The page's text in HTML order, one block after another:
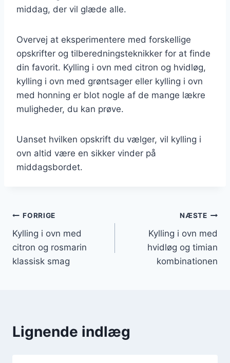
middag, der vil glæde alle.
Overvej at eksperimentere med forskellige
opskrifter og tilberedningsteknikker for at finde
din favorit. Kylling i ovn med citron og hvidløg,
kylling i ovn med grøntsager eller kylling i ovn
med honning er blot nogle af de mange lækre
muligheder, du kan prøve.
Uanset hvilken opskrift du vælger, vil kylling i
ovn altid være en sikker vinder på
middagsbordet.
Indlægsnavigation
FORRIGE
Kylling i ovn med
citron og rosmarin
klassisk smag
NÆSTE
Kylling i ovn med
hvidløg og timian
kombinationen
Lignende indlæg